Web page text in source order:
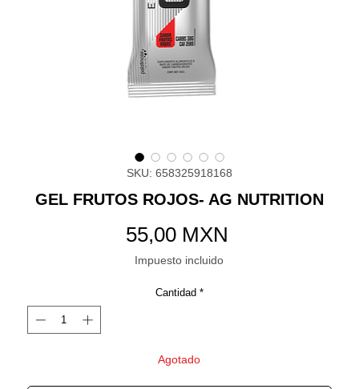
SKU: 658325918168
GEL FRUTOS ROJOS- AG NUTRITION
55,00 MXN
Impuesto incluido
Cantidad *
Agotado